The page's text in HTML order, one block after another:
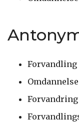
Forvandling